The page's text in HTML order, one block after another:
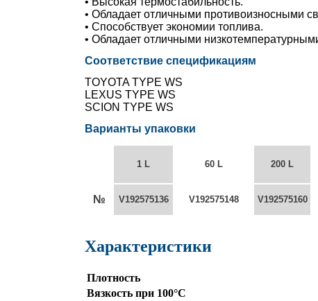
• Обладает отличными противоизносными
• Способствует экономии топлива.
• Обладает отличными
Соответствие спецификациям
TOYOTA TYPE WS
LEXUS TYPE WS
SCION TYPE WS
Варианты упаковки
1 L 60 L 200 L
№ V192575136 V192575148 V192575160
Характеристики
Плотность
Вязкость при 100°С